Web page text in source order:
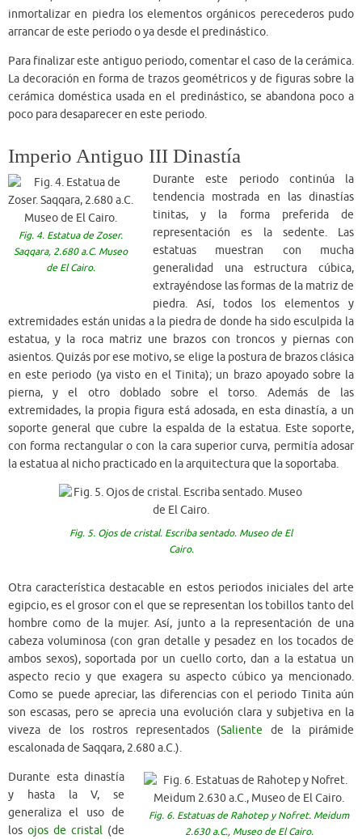
inmortalizar en piedra los elementos orgánicos perecederos pudo
arrancar de este periodo o ya desde el predinástico.
Para finalizar este antiguo periodo, comentar el caso de la cerámica.
La decoración en forma de trazos geométricos y de figuras sobre la
cerámica doméstica usada en el predinástico, se abandona poco a
poco para desaparecer en este periodo.
Imperio Antiguo III Dinastía
Fig. 4. Estatua de Zoser.
Saqqara, 2.680 a.C. Museo
de El Cairo.
Durante este periodo continúa la
tendencia mostrada en las dinastías
tinitas, y la forma preferida de
representación es la sedente. Las
estatuas muestran con mucha
generalidad una estructura cúbica,
extrayéndose las formas de la matriz de
piedra. Así, todos los elementos y
extremidades están unidas a la piedra de donde ha sido esculpida la
estatua, y la roca matriz une brazos con troncos y piernas con
asientos. Quizás por ese motivo, se elige la postura de brazos clásica
en este periodo (ya visto en el Tinita); un brazo apoyado sobre la
pierna, y el otro doblado sobre el torso. Además de las
extremidades, la propia figura está adosada, en esta dinastía, a un
soporte general que cubre la espalda de la estatua. Este soporte,
con forma rectangular o con la cara superior curva, permitía adosar
la estatua al nicho practicado en la arquitectura que la soportaba.
Fig. 5. Ojos de cristal. Escriba sentado. Museo de El
Cairo.
Otra característica destacable en estos periodos iniciales del arte
egipcio, es el grosor con el que se representan los tobillos tanto del
hombre como de la mujer. Así, junto a la representación de una
cabeza voluminosa (con gran detalle y pesadez en los tocados de
ambos sexos), soportada por un cuello corto, dan a la estatua un
aspecto recio y que exagera su aspecto cúbico ya mencionado.
Como se puede apreciar, las diferencias con el periodo Tinita aún
son escasas, pero se aprecia una evolución clara y subjetiva en la
viveza de los rostros representados (Saliente de la pirámide
escalonada de Saqqara, 2.680 a.C.).
Fig. 6. Estatuas de Rahotep y Nofret. Meidum
2.630 a.C., Museo de El Cairo.
Durante esta dinastía
y hasta la V, se
generaliza el uso de
los ojos de cristal (de